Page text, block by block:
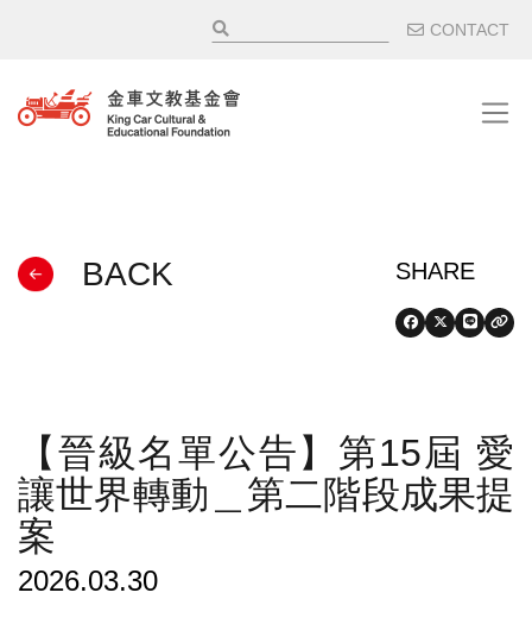
輔助選
CONTACT
BACK
【晉級名單公告】第15屆 愛
讓世界轉動＿第二階段成果提
案
2026.03.30